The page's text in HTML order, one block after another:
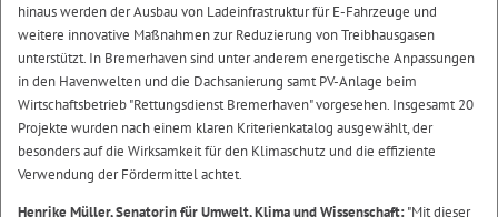
hinaus werden der Ausbau von Ladeinfrastruktur für E-Fahrzeuge und
weitere innovative Maßnahmen zur Reduzierung von Treibhausgasen
unterstützt. In Bremerhaven sind unter anderem energetische Anpassungen
in den Havenwelten und die Dachsanierung samt PV-Anlage beim
Wirtschaftsbetrieb "Rettungsdienst Bremerhaven" vorgesehen. Insgesamt 20
Projekte wurden nach einem klaren Kriterienkatalog ausgewählt, der
besonders auf die Wirksamkeit für den Klimaschutz und die effiziente
Verwendung der Fördermittel achtet.
Henrike Müller, Senatorin für Umwelt, Klima und Wissenschaft:"Mit dieser